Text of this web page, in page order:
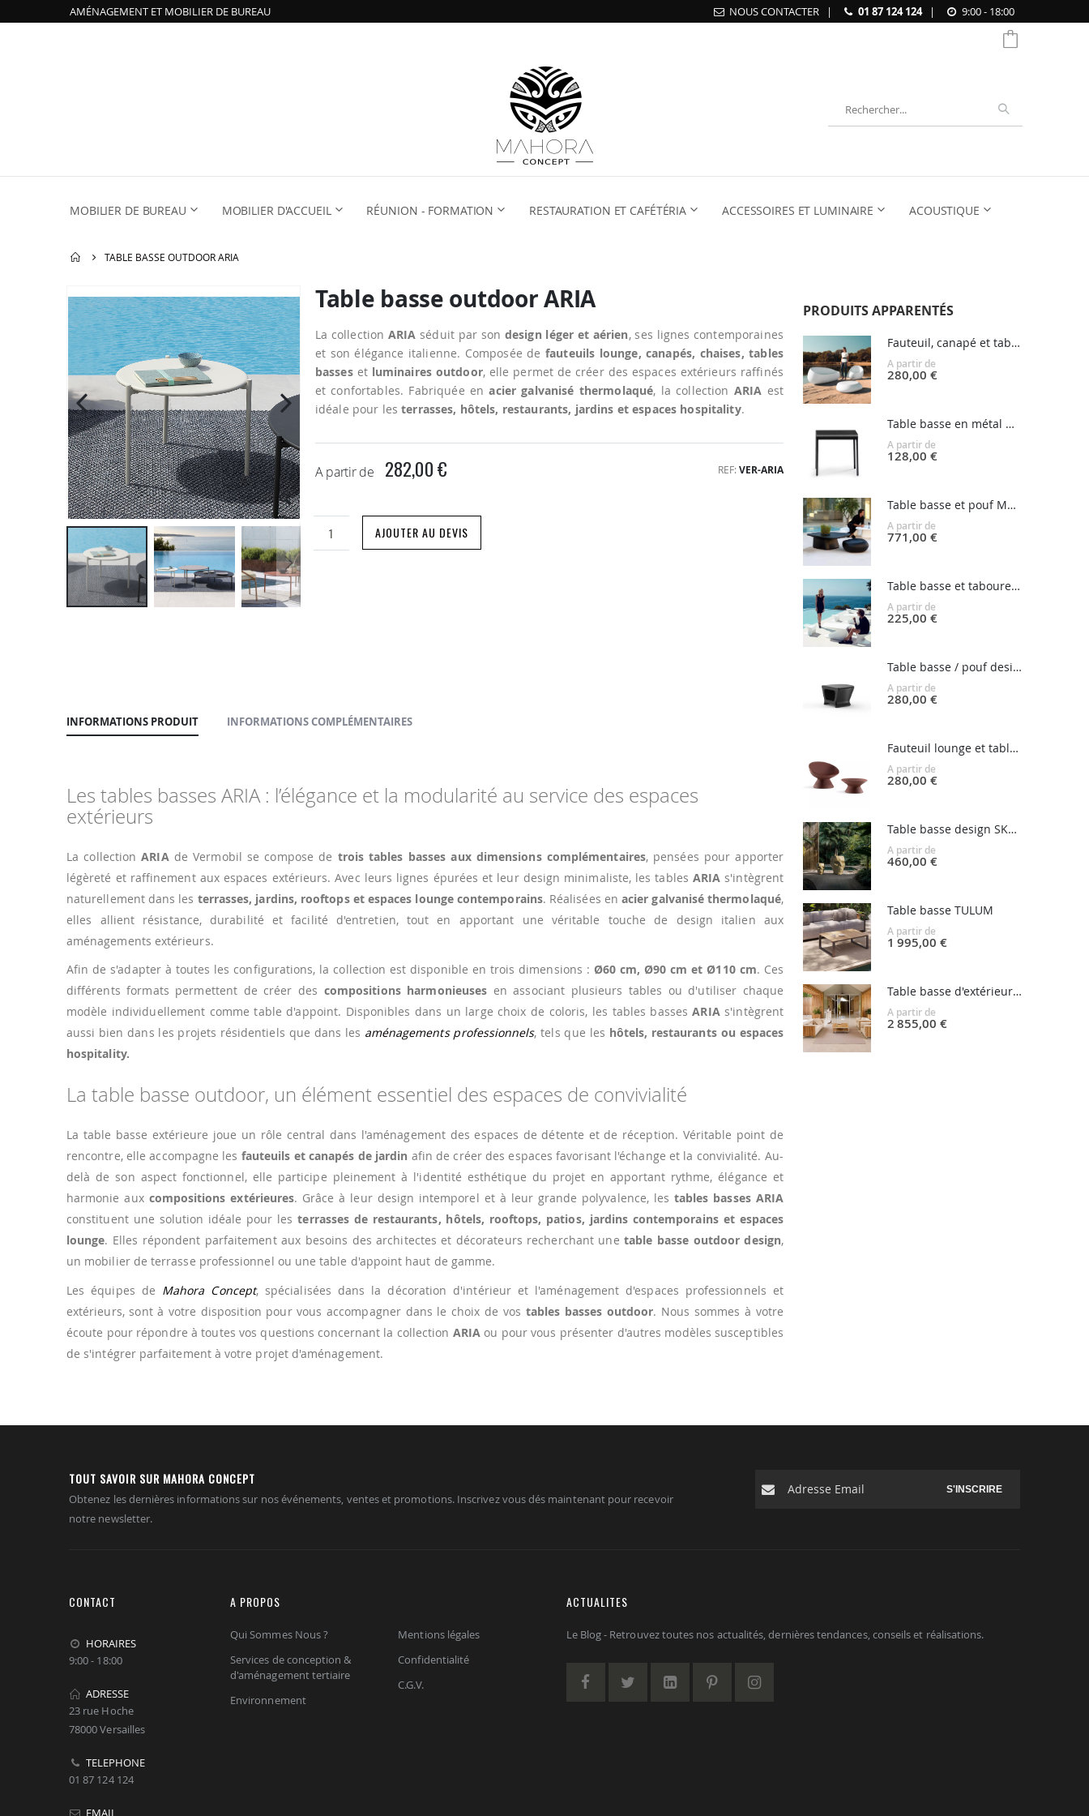
AMÉNAGEMENT ET MOBILIER DE BUREAU NOUS CONTACTER | 01 87 124 124 | 9:00 - 18:00
MOBILIER DE BUREAU MOBILIER D'ACCUEIL RÉUNION - FORMATION RESTAURATION ET CAFÉTÉRIA ACCESSOIRES ET LUMINAIRE ACOUSTIQUE
TABLE BASSE OUTDOOR ARIA
à
la
fin
de
la
d’images
Table basse outdoor ARIA
La collection ARIA séduit par son design léger et aérien, ses lignes contemporaines
et son élégance italienne. Composée de fauteuils lounge, canapés, chaises, tables
basseset luminaires outdoor, elle permet de créer des espaces extérieurs raffinés
et confortables. Fabriquée enacier galvanisé thermolaqué, la collection ARIA est
idéale pour lesterrasses, hôtels, restaurants, jardins et espaces hospitality.
A partir de 282,00 € REF VER-ARIA
AJOUTER AU DEVIS
INFORMATIONS PRODUIT
Les tables basses ARIA : l’élégance et la modularité au service des espaces
extérieurs
La collectionARIA de Vermobil se compose de trois tables basses aux dimensions complémentaires, pensées pour apporter
légèreté et raffinement aux espaces extérieurs. Avec leurs lignes épurées et leur design minimaliste, les tables ARIA s'intègrent
naturellement dans les terrasses, jardins, rooftops et espaces lounge contemporains. Réalisées en acier galvanisé thermolaqué,
elles allient résistance, durabilité et facilité d'entretien, tout en apportant une véritable touche de design italien aux
aménagements extérieurs.
Afin de s'adapter à toutes les configurations, la collection est disponible en trois dimensions : Ø60 cm, Ø90 cm et Ø110 cm. Ces
différents formats permettent de créer des compositions harmonieuses en associant plusieurs tables ou d'utiliser chaque
modèle individuellement comme table d'appoint. Disponibles dans un large choix de coloris, les tables bassesARIAs'intègrent
aussi bien dans les projets résidentiels que dans les aménagements professionnels, tels que les hôtels, restaurants ou espaces
hospitality.
La table basse outdoor, un élément essentiel des espaces de convivialité
La table basse extérieure joue un rôle central dans l'aménagement des espaces de détente et de réception. Véritable point de
rencontre, elle accompagne les fauteuils et canapés de jardin afin de créer des espaces favorisant l'échange et la convivialité. Au-
delà de son aspect fonctionnel, elle participe pleinement à l'identité esthétique du projet en apportant rythme, élégance et
harmonie aux compositions extérieures. Grâce à leur design intemporel et à leur grande polyvalence, lestables basses ARIA
constituent une solution idéale pour lesterrasses de restaurants, hôtels, rooftops, patios, jardins contemporains et espaces
lounge. Elles répondent parfaitement aux besoins des architectes et décorateurs recherchant unetable basse outdoor design,
un mobilier de terrasse professionnel ou une table d'appoint haut de gamme.
Les équipes de Mahora Concept, spécialisées dans la décoration d'intérieur et l'aménagement d'espaces professionnels et
extérieurs, sont à votre disposition pour vous accompagner dans le choix de vos tables basses outdoor. Nous sommes à votre
écoute pour répondre à toutes vos questions concernant la collection ARIA ou pour vous présenter d'autres modèles susceptibles
de s'intégrer parfaitement à votre projet d'aménagement.
INFORMATIONS COMPLÉMENTAIRES
PRODUITS APPARENTÉS
Fauteuil, canapé et table basse outdoor STONE
A partir de
280,00 €
Table basse en métal OLA
A partir de
128,00 €
Table basse et pouf MOMA
A partir de
771,00 €
Table basse et tabouret WING
A partir de
225,00 €
Table basse / pouf design PAL
A partir de
280,00 €
Fauteuil lounge et table basse FADE
A partir de
280,00 €
Table basse design SKULL
A partir de
460,00 €
Table basse TULUM
A partir de
1 995,00 €
Table basse d'extérieur VINEYARD
A partir de
2 855,00 €
TOUT SAVOIR SUR MAHORA CONCEPT
Obtenez les dernières informations sur nos événements, ventes et promotions. Inscrivez vous dés maintenant pour recevoir
notre newsletter.
S'INSCRIRE
CONTACT
HORAIRES
9:00 - 18:00
ADRESSE
23 rue Hoche
78000 Versailles
TELEPHONE
01 87 124 124
EMAIL
A PROPOS
Qui Sommes Nous ?
Services de conception &
d'aménagement tertiaire
Environnement
Mentions légales
Confidentialité
C.G.V.
ACTUALITES
Le Blog - Retrouvez toutes nos actualités, dernières tendances, conseils et réalisations.